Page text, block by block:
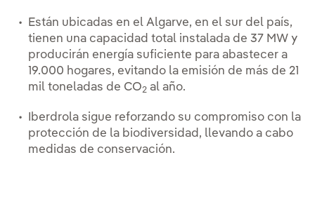
Están ubicadas en el Algarve, en el sur del país,
tienen una capacidad total instalada de 37 MW y
producirán energía suficiente para abastecer a
19.000 hogares, evitando la emisión de más de 21
mil toneladas de CO2 al año.
Iberdrola sigue reforzando su compromiso con la
protección de la biodiversidad, llevando a cabo
medidas de conservación.